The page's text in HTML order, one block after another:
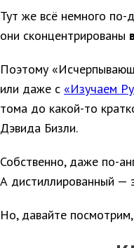
Тут же всё немного по-
они сконцентрированы
Поэтому
или даже с «Изучаем
тома до какой-то
Дэвида Бизли.
Собственно, даже по-
А дистиллированный —
Но, давайте